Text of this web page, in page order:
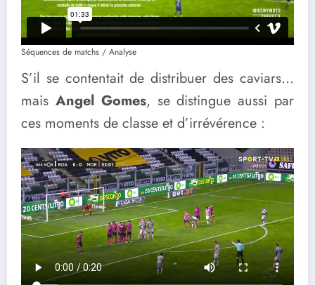
Séquences de matchs / Analyse
S’il se contentait de distribuer des caviars…
mais Angel Gomes, se distingue aussi par
ces moments de classe et d’irrévérence :